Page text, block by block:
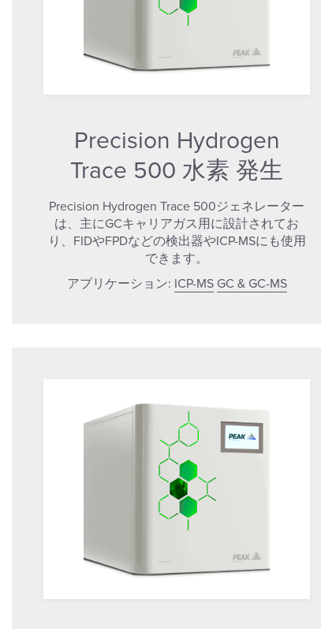
Precision Hydrogen
Trace 500 水素 発生
Precision Hydrogen Trace 500ジェネレーター
は、主にGCキャリアガス用に設計されてお
り、FIDやFPDなどの検出器やICP-MSにも使用
できます。
アプリケーション: ICP-MS GC & GC-MS